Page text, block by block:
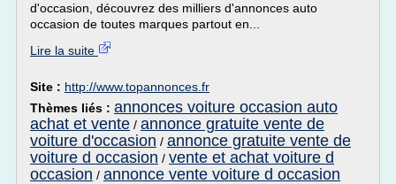
d'occasion, découvrez des milliers d'annonces auto
occasion de toutes marques partout en...
Lire la suite
Site : http://www.topannonces.fr
Thèmes liés : annonces voiture occasion auto
achat et vente / annonce gratuite vente de
voiture d'occasion / annonce gratuite vente de
voiture d occasion / vente et achat voiture d
occasion / annonce vente voiture d occasion